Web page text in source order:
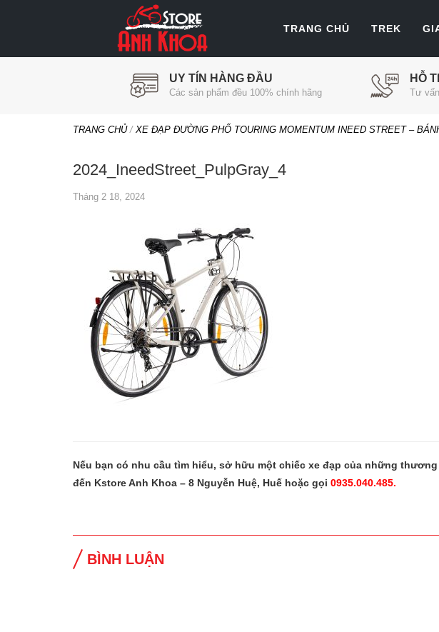
TRANG CHỦ TREK
UY TÍN HÀNG ĐẦU
Các sản phẩm đều 100% chính hãng
HỖ
Tư
TRANG CHỦ/ XE ĐẠP ĐƯỜNG PHỐ TOURING MOMENTUM INEED STREET –
2024_IneedStreet_PulpGray_4
Tháng 2 18, 2024
Nếu bạn có nhu cầu tìm hiểu, sở hữu một chiếc xe đạp của những
đến Kstore Anh Khoa – 8 Nguyễn Huệ, Huế hoặc gọi 0935.040.485.
BÌNH LUẬN